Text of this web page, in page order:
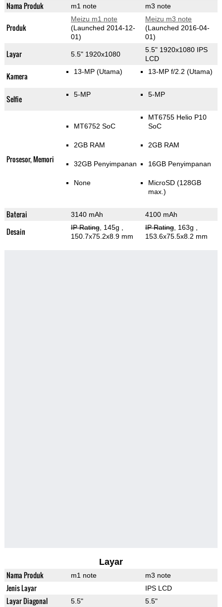
Nama Produk m1 note m3 note
Produk
Meizu m1 note
(Launched 2014-12-
01)
Meizu m3 note
(Launched 2016-04-
01)
Layar 5.5" 1920x1080
5.5" 1920x1080 IPS
LCD
Kamera 13-MP (Utama) 13-MP f/2.2 (Utama)
Selfie 5-MP 5-MP
Prosesor, Memori
MT6752 SoC
2GB RAM
32GB Penyimpanan
None
MT6755 Helio P10
SoC
2GB RAM
16GB Penyimpanan
MicroSD (128GB
max.)
Baterai 3140 mAh 4100 mAh
Desain IP Rating, 145g
150.7x75.2x8.9 mm
IP Rating, 163g
153.6x75.5x8.2 mm
Layar
Nama Produk m1 note m3 note
Jenis Layar IPS LCD
Layar Diagonal 5.5" 5.5"